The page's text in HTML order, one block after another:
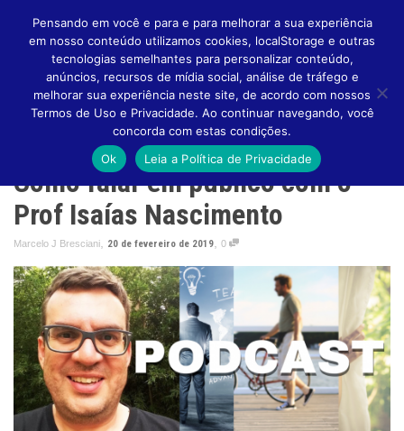
Como falar em público com o
Prof Isaías Nascimento
Marcelo J Bresciani 20 de fevereiro de 2019 0
Pensando em você e para e para melhorar a sua experiência
em nosso conteúdo utilizamos cookies, localStorage e outras
tecnologias semelhantes para personalizar conteúdo,
anúncios, recursos de mídia social, análise de tráfego e
melhorar sua experiência neste site, de acordo com nossos
Termos de Uso e Privacidade. Ao continuar navegando, você
concorda com estas condições.
Ok
Leia a Política de Privacidade